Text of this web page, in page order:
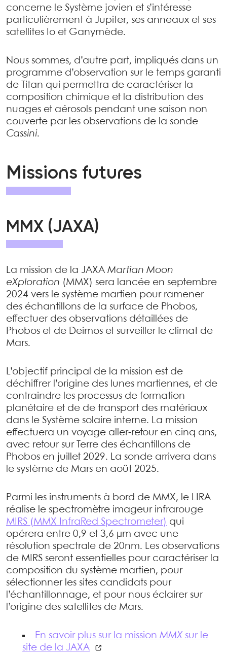
concerne le Système jovien et s’intéresse
particulièrement à Jupiter, ses anneaux et ses
satellites Io et Ganymède.
Nous sommes, d’autre part, impliqués dans un
programme d’observation sur le temps garanti
de Titan qui permettra de caractériser la
composition chimique et la distribution des
nuages et aérosols pendant une saison non
couverte par les observations de la sonde
Cassini.
Missions futures
MMX (JAXA)
La mission de la JAXA Martian Moon
eXploration (MMX) sera lancée en septembre
2024 vers le système martien pour ramener
des échantillons de la surface de Phobos,
effectuer des observations détaillées de
Phobos et de Deimos et surveiller le climat de
Mars.
L’objectif principal de la mission est de
déchiffrer l’origine des lunes martiennes, et de
contraindre les processus de formation
planétaire et de de transport des matériaux
dans le Système solaire interne. La mission
effectuera un voyage aller-retour en cinq ans,
avec retour sur Terre des échantillons de
Phobos en juillet 2029. La sonde arrivera dans
le système de Mars en août 2025.
Parmi les instruments à bord de MMX, le LIRA
réalise le spectromètre imageur infrarouge
MIRS (MMX InfraRed Spectrometer) qui
opérera entre 0,9 et 3,6 µm avec une
résolution spectrale de 20nm. Les observations
de MIRS seront essentielles pour caractériser la
composition du système martien, pour
sélectionner les sites candidats pour
l’échantillonnage, et pour nous éclairer sur
l’origine des satellites de Mars.
En savoir plus sur la missionMMX sur le
site de la JAXA